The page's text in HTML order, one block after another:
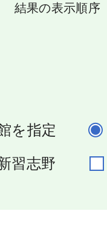
結果の表示順序
を指定
習志野